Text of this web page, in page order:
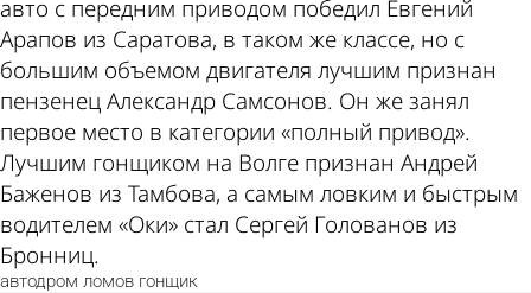
авто с передним приводом победил Евгений
Арапов из Саратова, в таком же классе, но с
большим объемом двигателя лучшим признан
пензенец Александр Самсонов. Он же занял
первое место в категории «полный привод».
Лучшим гонщиком на Волге признан Андрей
Баженов из Тамбова, а самым ловким и быстрым
водителем «Оки» стал Сергей Голованов из
Бронниц.
автодром ломов гонщик